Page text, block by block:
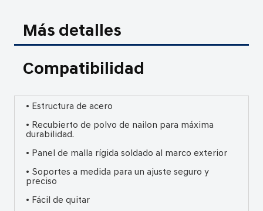
Más detalles
Compatibilidad
• Estructura de acero
• Recubierto de polvo de nailon para máxima
durabilidad.
• Panel de malla rígida soldado al marco exterior
• Soportes a medida para un ajuste seguro y
preciso
• Fácil de quitar